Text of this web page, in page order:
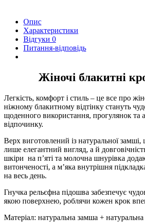
Опис
Характеристики
Відгуки 0
Питання-відповідь
Жіночі блакитні
Легкість, комфорт і стиль – це все про
ніжному блакитному відтінку стануть
щоденного використання, прогулянок та
відпочинку.
Верх виготовлений із натуральної замші,
лише елегантний вигляд, а й
шкіри на п’яті та молочна шнурівка
витонченості, а м’яка внутрішня
на весь день.
Гнучка рельєфна підошва забезпечує
якою поверхнею, роблячи кожен крок
Матеріал: натуральна замша + натуральна